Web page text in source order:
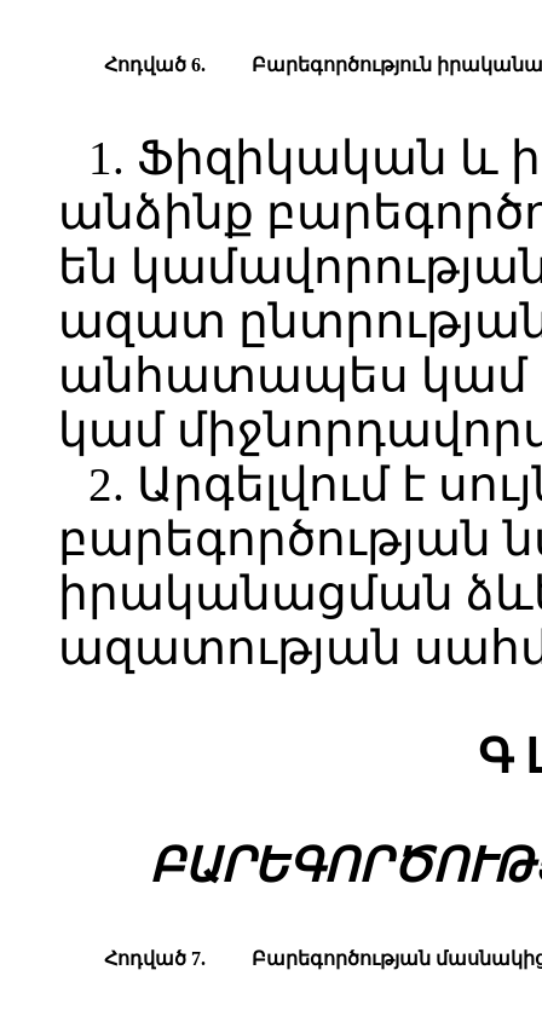
Հոդված 6. Բարեգործություն
1. Ֆիզիկական և
անձինք
են
ազատ ընտրության
անհատապես կամ
կամ
2. Արգելվում է
իրականացման
ազատության
Գ
Հոդված 7. Բարեգործության